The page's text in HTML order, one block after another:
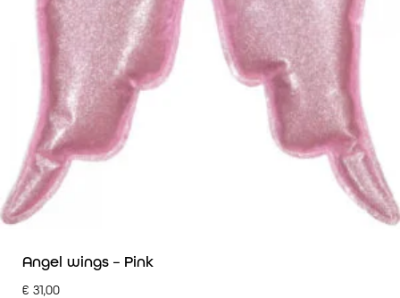
Angel wings – Pink
€ 31,00